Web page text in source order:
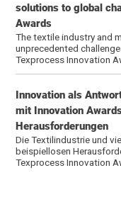
solutions to global
Awards
The textile industry and
unprecedented
Texprocess Innovation
Innovation als
mit Innovation
Herausforderungen
Die Textilindustrie und
beispiellosen
Texprocess Innovation